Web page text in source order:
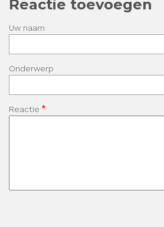
Reactie toevoegen
Uw naam
Onderwerp
Reactie